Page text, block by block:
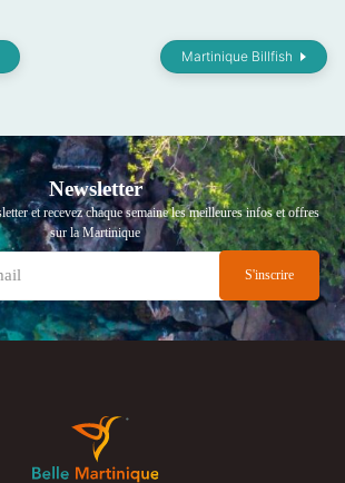
Martinique Billfish
Newsletter
et recevez chaque semaine les meilleures infos et offres
sur la Martinique